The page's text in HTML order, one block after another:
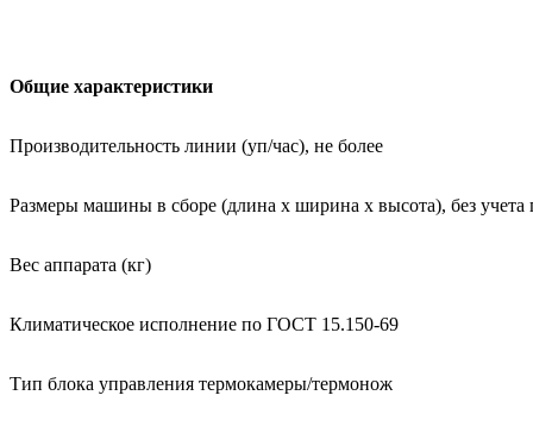
Общие характеристики
Производительность линии (уп/час), не более
Размеры машины в сборе (длина х ширина х высота), без
Вес аппарата (кг)
Климатическое исполнение по ГОСТ 15.150-69
Тип блока управления термокамеры/термонож